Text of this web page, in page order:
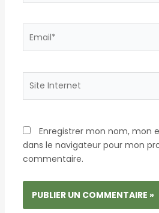
Internet
Enregistrer mon nom, mon
dans le navigateur pour mon
commentaire.